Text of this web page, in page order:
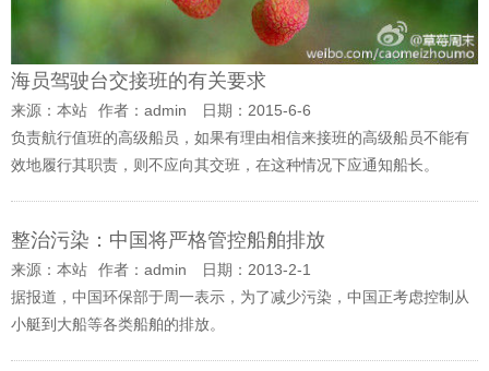
海员驾驶台交接班的有关要求
来源：本站 作者：admin
日期：2015-6-6
负责航行值班的高级船员，如果有理由相信来接班的高级船员不能有
效地履行其职责，则不应向其交班，在这种情况下应通知船长。
整治污染：中国将严格管控船舶排放
来源：本站 作者：admin
日期：2013-2-1
据报道，中国环保部于周一表示，为了减少污染，中国正考虑控制从
小艇到大船等各类船舶的排放。